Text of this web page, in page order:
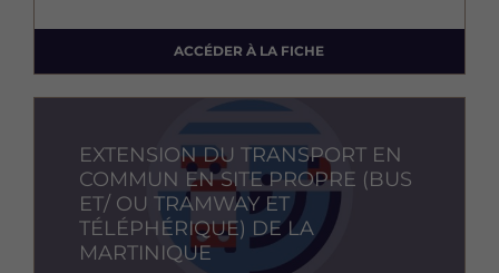
ACCÉDER À LA FICHE
EXTENSION DU TRANSPORT EN
COMMUN EN SITE PROPRE (BUS
ET/ OU TRAMWAY ET
TÉLÉPHÉRIQUE) DE LA
MARTINIQUE